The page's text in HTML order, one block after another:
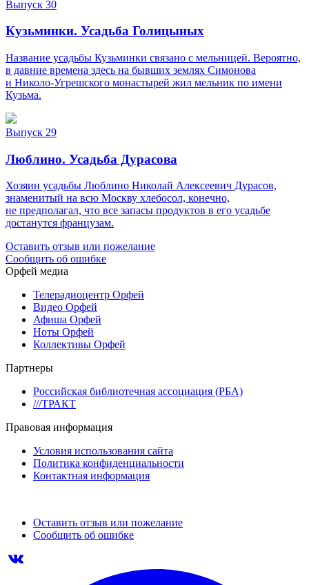
Выпуск 30
Кузьминки. Усадьба Голицыных
Название усадьбы Кузьминки связано с мельницей. Вероятно,
в давние времена здесь на бывших землях Симонова
и Николо-Угрешского монастырей жил мельник по имени
Кузьма.
Выпуск 29
Люблино. Усадьба Дурасова
Хозяин усадьбы Люблино Николай Алексеевич Дурасов,
знаменитый на всю Москву хлебосол, конечно,
не предполагал, что все запасы продуктов в его усадьбе
достанутся французам.
Оставить отзыв или пожелание
Сообщить об ошибке
Орфей медиа
Телерадиоцентр Орфей
Видео Орфей
Афиша Орфей
Ноты Орфей
Коллективы Орфей
Партнеры
Российская библиотечная ассоциация (РБА)
///ТРАКТ
Правовая информация
Условия использования сайта
Политика конфиденциальности
Контактная информация
Оставить отзыв или пожелание
Сообщить об ошибке